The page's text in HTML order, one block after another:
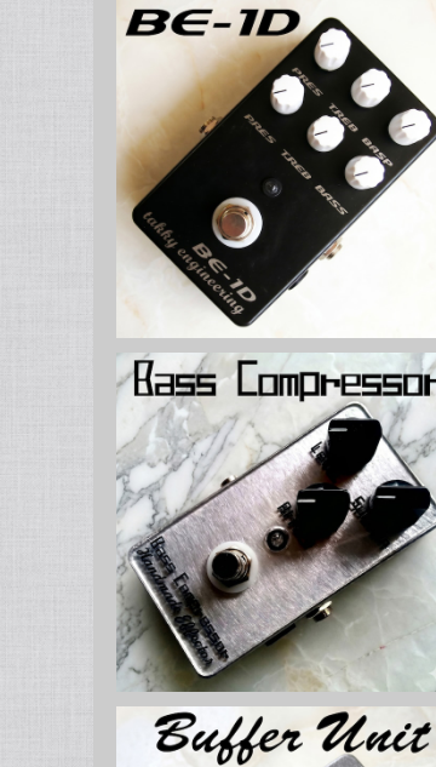
BE-1D ハイゲインディストーションキ
ット【BASIC KIT】
¥8,300
Bass Compressorベース用コンプ
【BASIC KIT】
¥7,500